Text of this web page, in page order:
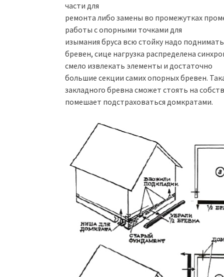
части для
ремонта либо замены во промежутках
работы с опорными точками для
изымания бруса всю стойку надо
бревен, сице нагрузка распределена
смело извлекать элементы и достаточно
большие секции самих опорных бревен.
закладного бревна сможет стоять на
помешает подстраховаться домкратами.